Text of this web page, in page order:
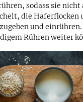
sodass sie nicht
die Haferflocken
und einrühren.
Rühren weiter